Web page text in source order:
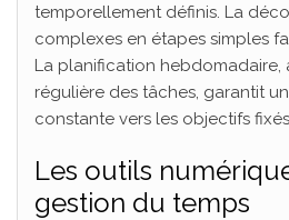
temporellement définis. La
complexes en étapes simples
La planification hebdomadaire,
régulière des tâches, garantit
constante vers les objectifs
Les outils
gestion du temps